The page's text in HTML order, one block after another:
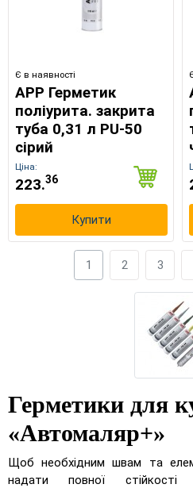
Є в наявності
APP Герметик
поліурита. закрита
туба 0,31 л PU-50
сірий
Ціна:
223.36
Купити
1 2 3
Герметики для
«Автомаляр+»
Щоб необхідним швам та
надати повної